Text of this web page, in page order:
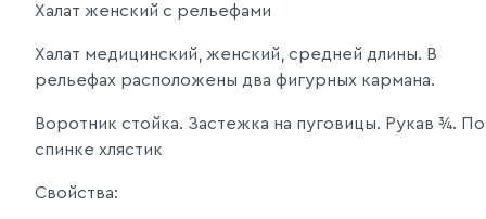
Халат женский с рельефами
Халат медицинский, женский, средней длины. В
рельефах расположены два фигурных кармана.
Воротник стойка. Застежка на пуговицы. Рукав ¾. По
спинке хлястик
Свойства: